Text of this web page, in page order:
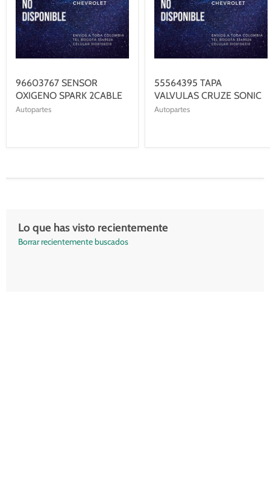
96603767 SENSOR
OXIGENO SPARK 2CABLE
Autopartes
55564395 TAPA
VALVULAS CRUZE SONIC
Autopartes
Lo que has visto recientemente
Borrar recientemente buscados